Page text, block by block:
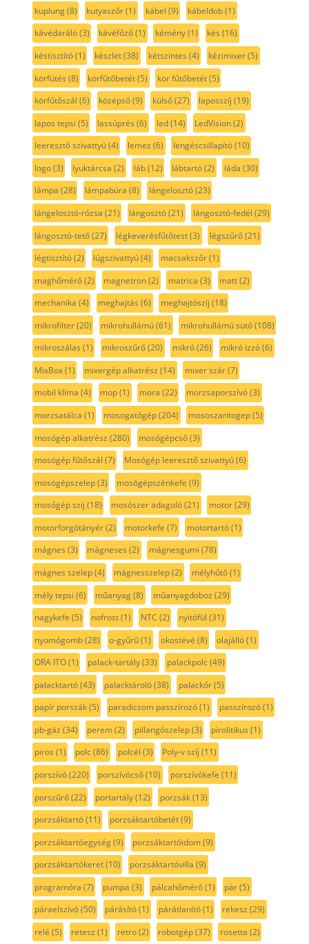
kuplung(8) kutyaszőr(1) kábel (9) kábeldob(1)
kávédaráló(3) kávéfőző(1) kémény(1) kés (16)
késtisztító(1) készlet(38) kétszintes (4) kézimixer(5)
körfütés (8) körfűtőbetét(5) kör fűtőbetét(5)
körfűtőszál (6) középső(9) külső(27) laposszíj (19)
lapos tepsi (5) lassúprés (6) led(14) LedVision(2)
leeresztő szivattyú(4) lemez (6) lengéscsillapító(10)
logo(3) lyuktárcsa (2) láb(12) lábtartó(2) láda (30)
lámpa (28) lámpabúra (8) lángelosztó(23)
lángelosztó-rózsa (21) lángosztó(21) lángosztó-fedél (29)
lángosztó-tető(27) légkeverésfűtőtest(3) légszűrő(21)
légtisztító(2) lúgszivattyú(4) macsakszőr(1)
maghőmérő(2) magnetron(2) matrica (3) matt(2)
mechanika (4) meghajtás (6) meghajtószíj (18)
mikrofilter(20) mikrohullámú(61) mikrohullámú sütő(108)
mikroszálas (1) mikroszűrő(20) mikró(26) mikró izzó(6)
MixBox(1) mixergép alkatrész (14) mixer szár(7)
mobil klíma (4) mop(1) mora (22) morzsaporszívó(3)
morzsatálca (1) mosogatógép(204) mososzaritogep(5)
mosógép alkatrész (280) mosógépcső(3)
mosógép fűtőszál (7) Mosógép leeresztő szivattyú(6)
mosógépszelep(3) mosógépszénkefe (9)
mosógép szíj (18) mosószer adagoló(21) motor(29)
motorforgótányér(2) motorkefe (7) motortartó(1)
mágnes (3) mágneses (2) mágnesgumi (78)
mágnes szelep(4) mágnesszelep(2) mélyhűtő(1)
mély tepsi (6) műanyag(8) műanyagdoboz (29)
nagykefe (5) nofrost(1) NTC (2) nyitófül (31)
nyomógomb(28) o-gyűrű(1) okostévé (8) olajálló(1)
ORA ITO(1) palack-tartály(33) palackpolc(49)
palacktartó(43) palacktároló(38) palackőr(5)
papír porszák(5) paradicsom passzírozó(1) passzírozó(1)
pb-gáz (34) perem(2) pillangószelep(3) pirolitikus (1)
piros (1) polc(86) polcél (3) Poly-v szíj (11)
porszívó(220) porszívócső(10) porszívókefe (11)
porszűrő(22) portartály(12) porzsák(13)
porzsáktartó(11) porzsáktartóbetét(9)
porzsáktartóegység(9) porzsáktartóidom(9)
porzsáktartókeret(10) porzsáktartóvilla (9)
programóra (7) pumpa (3) pálcahőmérő(1) pár(5)
páraelszívó(50) párásító(1) párátlanító(1) rekesz (29)
relé (5) retesz (1) retro(2) robotgép(37) rosetta (2)